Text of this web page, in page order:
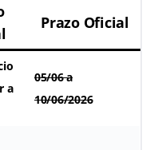
Prazo Oficial
a
05/06 a
10/06/2026